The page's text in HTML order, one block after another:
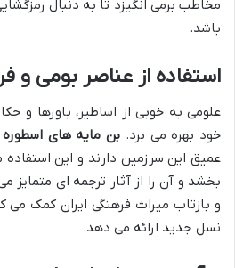
مخاطب برمی انگیزد تا به دنبال
باشد.
استفاده از عناصر بومی و
علومی به خوبی از اساطیر، باورها و
خود بهره می برد. بن مایه های اسطوره
عمیق این سرزمین دارند و این استفاده
بخشد و آن را از آثار ترجمه ای متمایز
و بازتاب میراث فرهنگی ایران کمک می
نسل جدید ارائه می دهد.